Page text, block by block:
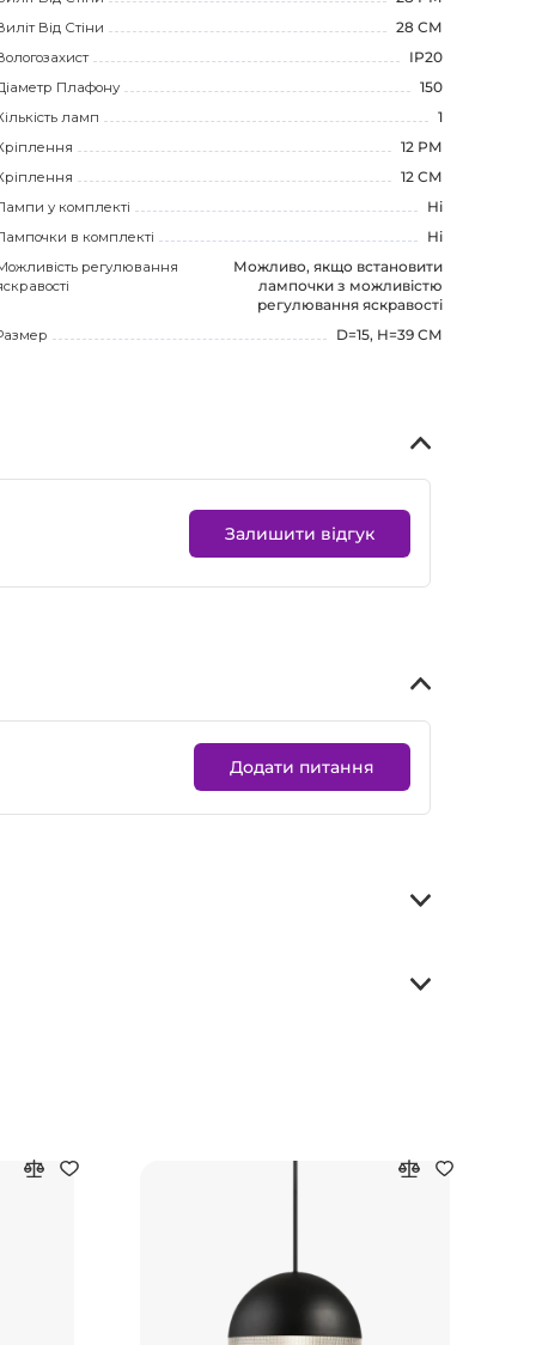
Від Стіни
28 СМ
IP20
Плафону
150
ламп
1
12 РМ
12 СМ
у комплекті
Ні
в комплекті
Ні
регулювання
Можливо, якщо встановити
лампочки з можливістю
регулювання яскравості
D=15, H=39 СМ
Залишити відгук
Додати питання